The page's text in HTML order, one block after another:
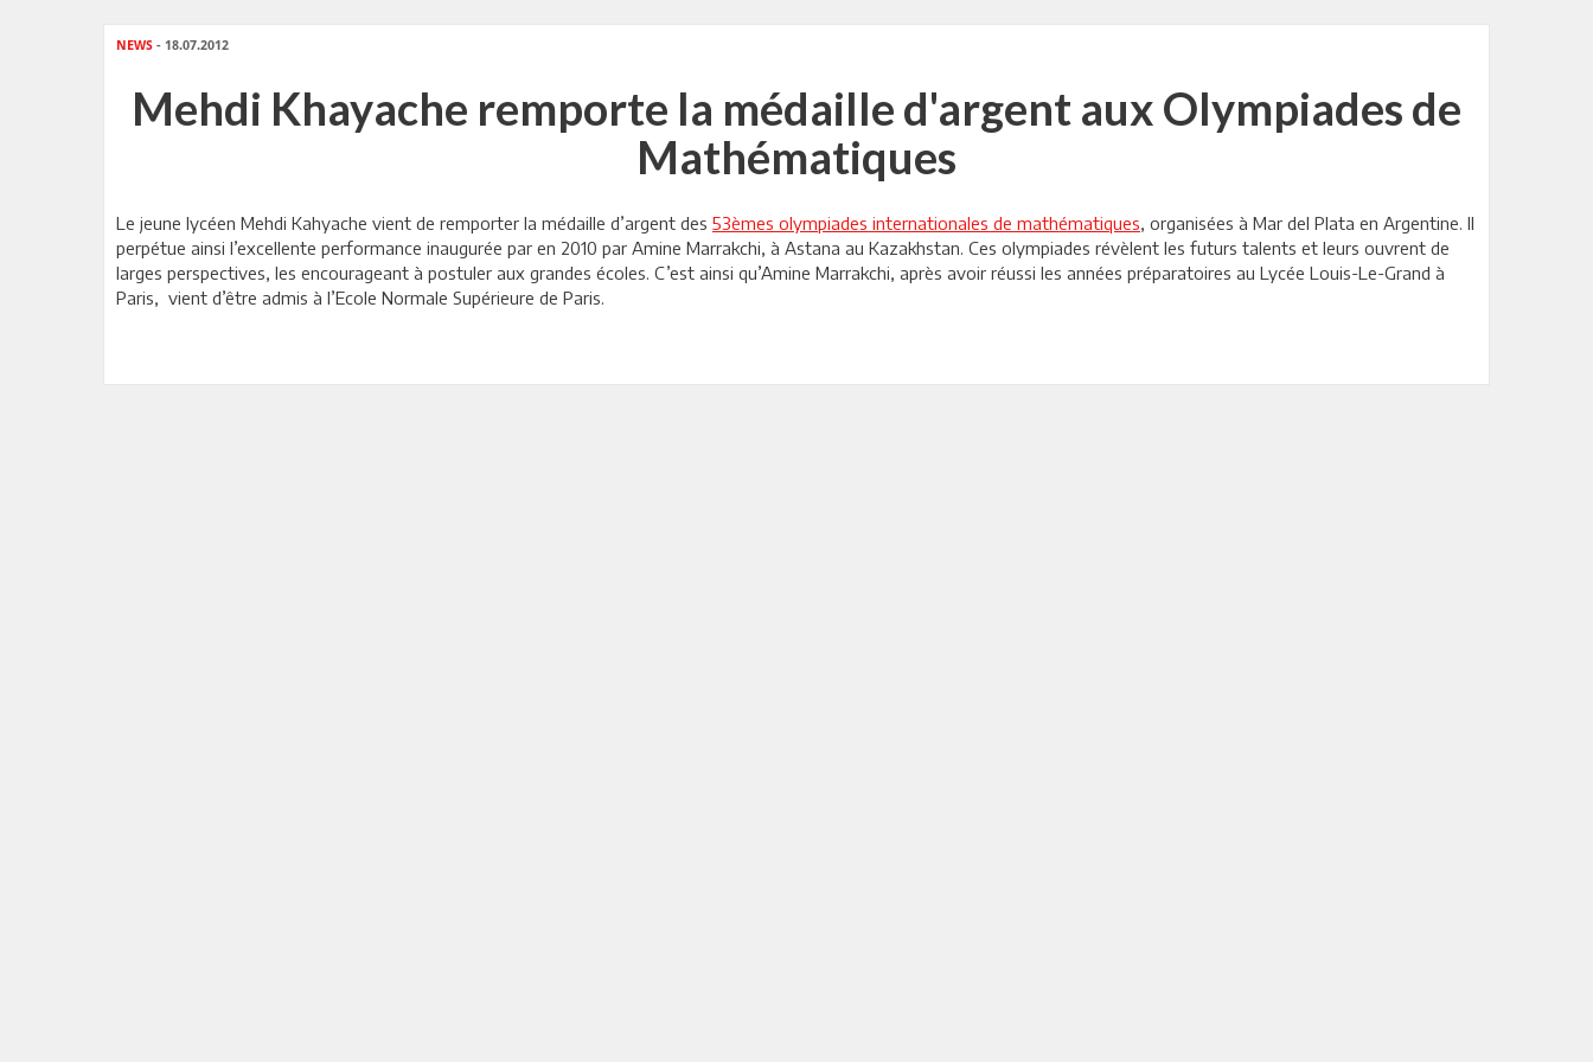
NEWS - 18.07.2012
Mehdi Khayache remporte la médaille d'argent aux Olympiades de
Mathématiques
Le jeune lycéen Mehdi Kahyache vient de remporter la médaille d’argent des 53èmes olympiades internationales de mathématiques, organisées à Mar del Plata en Argentine. Il
perpétue ainsi l’excellente performance inaugurée par en 2010 par Amine Marrakchi, à Astana au Kazakhstan. Ces olympiades révèlent les futurs talents et leurs ouvrent de
larges perspectives, les encourageant à postuler aux grandes écoles. C’est ainsi qu’Amine Marrakchi, après avoir réussi les années préparatoires au Lycée Louis-Le-Grand à
Paris, vient d’être admis à l’Ecole Normale Supérieure de Paris.